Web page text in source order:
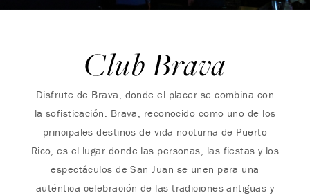
Club Brava
Disfrute de Brava, donde el placer se combina con
la sofisticación. Brava, reconocido como uno de los
principales destinos de vida nocturna de Puerto
Rico, es el lugar donde las personas, las fiestas y los
espectáculos de San Juan se unen para una
auténtica celebración de las tradiciones antiguas y